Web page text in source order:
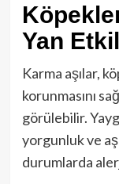
Yan
Karma aşılar,
korunmasını
görülebilir.
yorgunluk ve
durumlarda